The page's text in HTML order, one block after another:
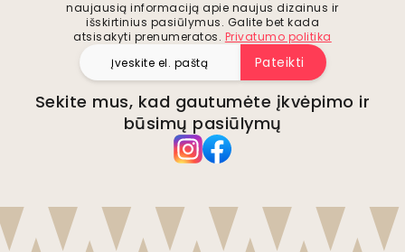
naujausią informaciją apie naujus dizainus ir
išskirtinius pasiūlymus. Galite bet kada
atsisakyti prenumeratos. Privatumo politika
Pateikti
Sekite mus, kad gautumėte įkvėpimo ir
būsimų pasiūlymų